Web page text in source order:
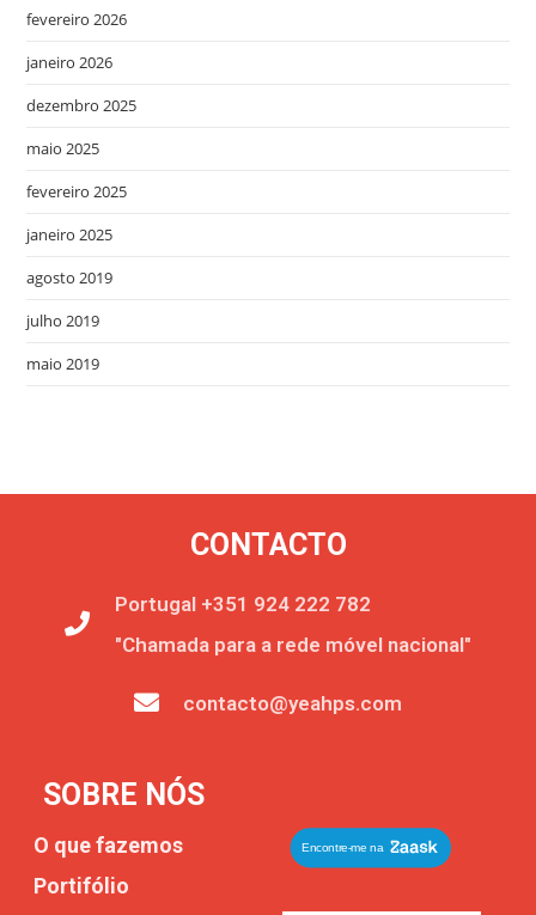
fevereiro 2026
janeiro 2026
dezembro 2025
maio 2025
fevereiro 2025
janeiro 2025
agosto 2019
julho 2019
maio 2019
CONTACTO
Portugal +351 924 222 782
"Chamada para a rede móvel nacional"
contacto@yeahps.com
SOBRE NÓS
O que fazemos
Portifólio